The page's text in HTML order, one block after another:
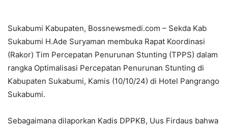
Sukabumi Kabupaten, Bossnewsmedi.com – Sekda Kab
Sukabumi H.Ade Suryaman membuka Rapat Koordinasi
(Rakor) Tim Percepatan Penurunan Stunting (TPPS) dalam
rangka Optimalisasi Percepatan Penurunan Stunting di
Kabupaten Sukabumi, Kamis (10/10/24) di Hotel Pangrango
Sukabumi.
Sebagaimana dilaporkan Kadis DPPKB, Uus Firdaus bahwa